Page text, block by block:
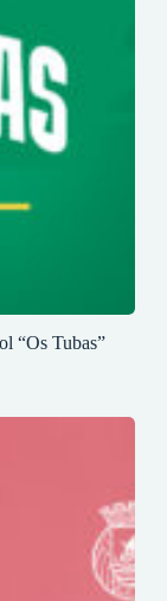
“Os Tubas”